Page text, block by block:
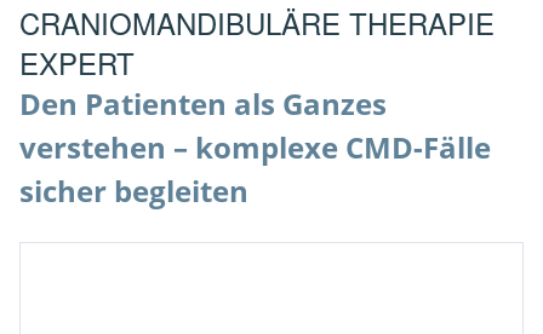
CRANIOMANDIBULÄRE THERAPIE
EXPERT
Den Patienten als Ganzes
verstehen – komplexe CMD-Fälle
sicher begleiten